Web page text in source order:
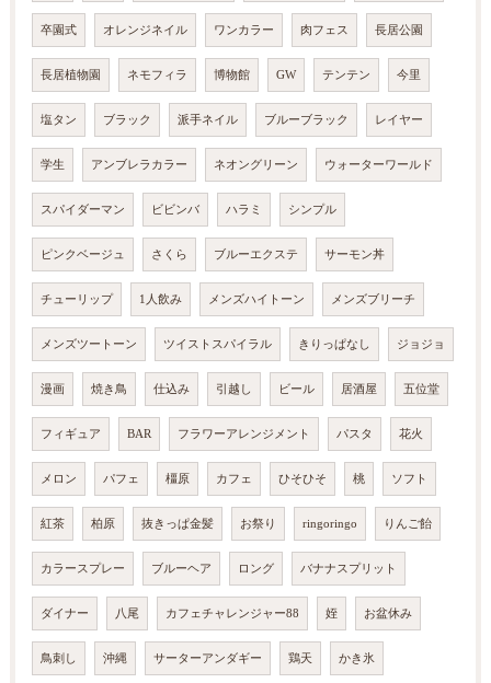
卒園式 オレンジネイル ワンカラー 肉フェス 長居公園
長居植物園 ネモフィラ 博物館 GW テンテン 今里
塩タン ブラック 派手ネイル ブルーブラック レイヤー
学生 アンブレラカラー ネオングリーン ウォーターワールド
スパイダーマン ビビンバ ハラミ シンプル
ピンクベージュ さくら ブルーエクステ サーモン丼
チューリップ 1人飲み メンズハイトーン メンズブリーチ
メンズツートーン ツイストスパイラル きりっぱなし ジョジョ
漫画 焼き鳥 仕込み 引越し ビール 居酒屋 五位堂
フィギュア BAR フラワーアレンジメント パスタ 花火
メロン パフェ 橿原 カフェ ひそひそ 桃 ソフト
紅茶 柏原 抜きっぱ金髪 お祭り ringoringo りんご飴
カラースプレー ブルーヘア ロング バナナスプリット
ダイナー 八尾 カフェチャレンジャー88 姪 お盆休み
鳥刺し 沖縄 サーターアンダギー 鶏天 かき氷